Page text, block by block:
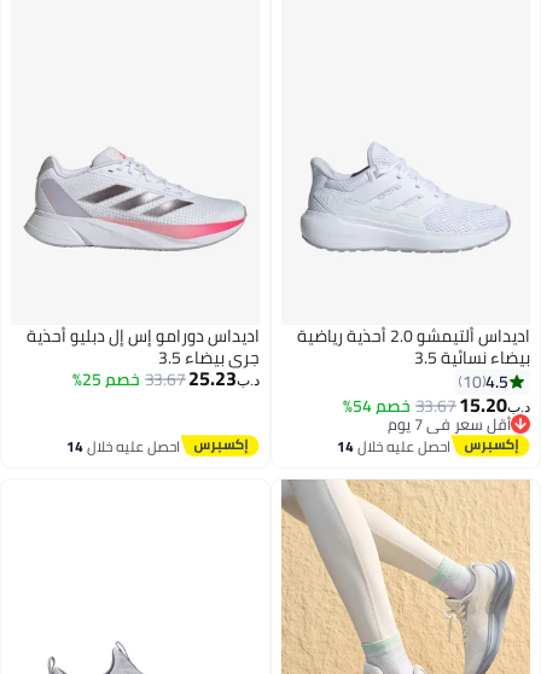
اديداس ألتيمشو 2.0 أحذية رياضية
بيضاء نسائية 3.5
4.5
10
د.ب‏15.20
33.67خصم 54%
أقل سعر في 7 يوم
أقل سعر في 7 يوماحصل عليه خلال14
اديداس دورامو إس إل دبليو أحذية
جري بيضاء 3.5
د.ب‏25.23
33.67خصم 25%
احصل عليه خلال14